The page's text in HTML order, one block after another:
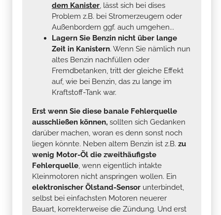
dem Kanister, lässt sich bei dises
Problem z.B. bei Stromerzeugern oder
Außenbordern ggf. auch umgehen...
Lagern Sie Benzin nicht über lange
Zeit in Kanistern. Wenn Sie nämlich nun
altes Benzin nachfüllen oder
Fremdbetanken, tritt der gleiche Effekt
auf, wie bei Benzin, das zu lange im
Kraftstoff-Tank war.
Erst wenn Sie diese banale Fehlerquelle
ausschließen können, sollten sich Gedanken
darüber machen, woran es denn sonst noch
liegen könnte. Neben altem Benzin ist z.B. zu
wenig Motor-Öl die zweithäufigste
Fehlerquelle, wenn eigentlich intakte
Kleinmotoren nicht anspringen wollen. Ein
elektronischer Ölstand-Sensor unterbindet,
selbst bei einfachsten Motoren neuerer
Bauart, korrekterweise die Zündung. Und erst